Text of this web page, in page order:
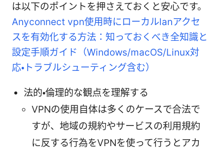
は以下のポイントを押さえておくと安心です。
Anyconnect vpn使用時にローカルlanアクセ
スを有効化する方法：知っておくべき全知識と
設定手順ガイド（Windows/macOS/Linux対
応・トラブルシューティング含む）
法的・倫理的な観点を理解する
VPNの使用自体は多くのケースで合法で
すが、地域の規約やサービスの利用規約
に反する行為をVPNを使って行うとアカ